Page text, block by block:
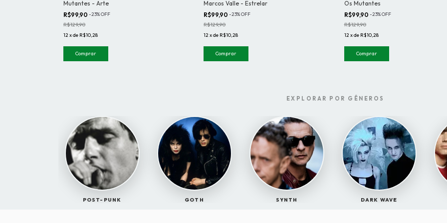
Mutantes - Arte
R$99,90 -23%OFF
R$129,90
12xde R$10,28
Comprar
Marcos Valle - Estrelar
R$99,90-23%OFF
R$129,90
12xde R$10,28
Comprar
Os Mutantes
R$99,90 -23%OFF
R$129,90
12xde R$10,28
Comprar
EXPLORAR POR GÊNEROS
POST-PUNK GOTH SYNTH DARK WAVE